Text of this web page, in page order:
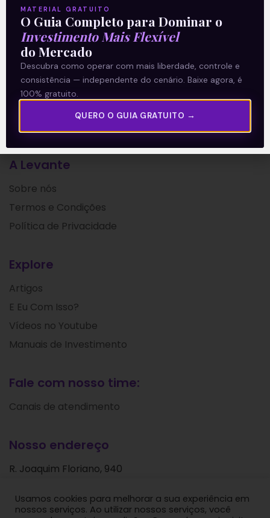
Leia mais
05/11/2021
A Levante
Sobre nós
Termos e Condições
Política de Privacidade
Explore
Artigos
E Eu Com Isso?
Vídeos no Youtube
Manuais de Investimento
Fale com nosso time:
Canais de atendimento
Nosso endereço
R. Joaquim Floriano, 940
São Paulo - SP
Usamos cookies para melhorar a sua experiência em
nossos serviços. Ao utilizar nossos serviços, você
MATERIAL GRATUITO
O Guia Completo para Dominar o
Investimento Mais Flexível
do Mercado
Descubra como operar com mais liberdade, controle e
consistência — independente do cenário. Baixe agora, é
100% gratuito.
QUERO O GUIA GRATUITO →